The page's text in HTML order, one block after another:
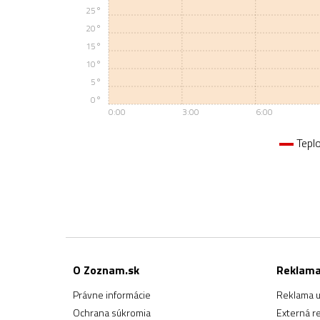
0:00 3:00 6:00
0°
5°
10°
15°
20°
25°
O Zoznam.sk
Právne informácie
Ochrana súkromia
Reklama
Reklama
Externá